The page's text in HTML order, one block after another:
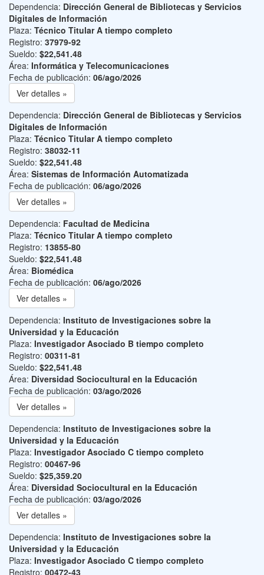
Dependencia: Dirección General de Bibliotecas y Servicios
Digitales de Información
Plaza: Técnico Titular A tiempo completo
Registro: 37979-92
Sueldo: $22,541.48
Área: Informática y Telecomunicaciones
Fecha de publicación: 06/ago/2026
Ver detalles »
Dependencia: Dirección General de Bibliotecas y Servicios
Digitales de Información
Plaza: Técnico Titular A tiempo completo
Registro: 38032-11
Sueldo: $22,541.48
Área: Sistemas de Información Automatizada
Fecha de publicación: 06/ago/2026
Ver detalles »
Dependencia: Facultad de Medicina
Plaza: Técnico Titular A tiempo completo
Registro: 13855-80
Sueldo: $22,541.48
Área: Biomédica
Fecha de publicación: 06/ago/2026
Ver detalles »
Dependencia: Instituto de Investigaciones sobre la
Universidad y la Educación
Plaza: Investigador Asociado B tiempo completo
Registro: 00311-81
Sueldo: $22,541.48
Área: Diversidad Sociocultural en la Educación
Fecha de publicación: 03/ago/2026
Ver detalles »
Dependencia: Instituto de Investigaciones sobre la
Universidad y la Educación
Plaza: Investigador Asociado C tiempo completo
Registro: 00467-96
Sueldo: $25,359.20
Área: Diversidad Sociocultural en la Educación
Fecha de publicación: 03/ago/2026
Ver detalles »
Dependencia: Instituto de Investigaciones sobre la
Universidad y la Educación
Plaza: Investigador Asociado C tiempo completo
Registro: 00472-43